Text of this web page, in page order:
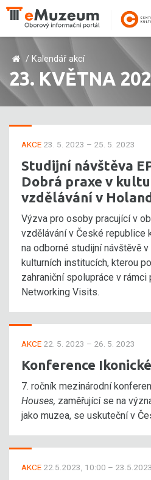
/ Kalendář akcí
23. KVĚTNA
AKCE 23. 5. 2023 – 25. 5. 2023
Studijní návštěva
Dobrá praxe v
vzdělávání v
Výzva pro osoby pracující v
vzdělávání v České republice
na odborné studijní návštěvě
kulturních institucích, kterou
zahraniční spolupráce v rámci
Networking Visits.
AKCE 22. 5. 2023 – 26. 5. 2023
Konference
7. ročník mezinárodní
Houses, zaměřující se na
jako muzea, se uskuteční v
AKCE 22.5.2023, 10:00 –